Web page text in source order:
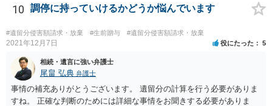
10 調停に持っていけるかどうか悩んでいます
#遺留分侵害額請求・放棄 #生前贈与 #遺留分侵害額請求・放棄
2021年12月7日 役にたった 5
相続・遺言に強い弁護士
尾畠 弘典 弁護士
事情の補充ありがとうございます。 遺留分の計算を行う必要がありま
すね。 正確な判断のためには詳細な事情をお聞きする必要がありま